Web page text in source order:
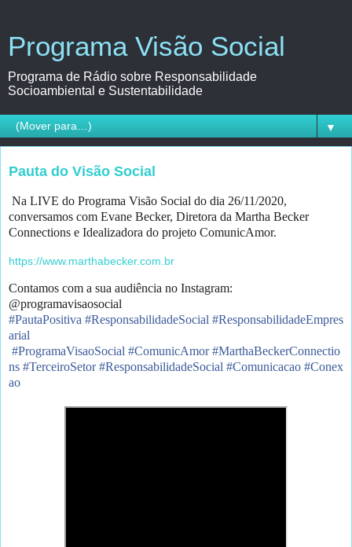
Programa Visão Social
Programa de Rádio sobre Responsabilidade
Socioambiental e Sustentabilidade
▼
Pauta do Visão Social
Na LIVE do Programa Visão Social do dia 26/11/2020,
conversamos com Evane Becker, Diretora da Martha Becker
Connections e Idealizadora do projeto ComunicAmor.
https://www.marthabecker.com.br
Contamos com a sua audiência no Instagram:
@programavisaosocial
#PautaPositiva #ResponsabilidadeSocial #ResponsabilidadeEmpres
arial
#ProgramaVisaoSocial #ComunicAmor #MarthaBeckerConnectio
ns #TerceiroSetor #ResponsabilidadeSocial #Comunicacao #Conex
ao